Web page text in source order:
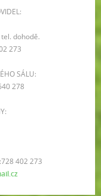
dohodě.
273
SÁLU:
278
402 273